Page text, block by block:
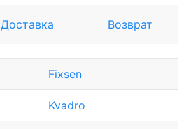
Доставка Возврат
Fixsen
Kvadro